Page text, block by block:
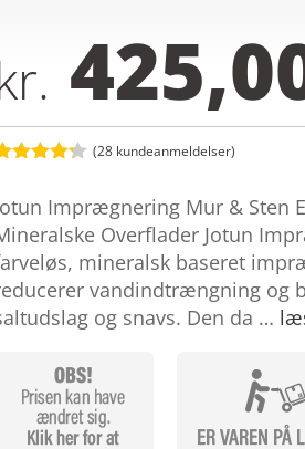
ud af 5
mmelser
(28kundeanmeldelser)
Imprægnering Mur & Sten
Overflader Jotun
mineralsk baseret
vandindtrængning og
og snavs. Den da …